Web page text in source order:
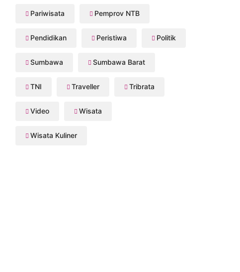
Pariwisata Pemprov NTB
Pendidikan Peristiwa Politik
Sumbawa Sumbawa Barat
TNI Traveller Tribrata
Video Wisata
Wisata Kuliner